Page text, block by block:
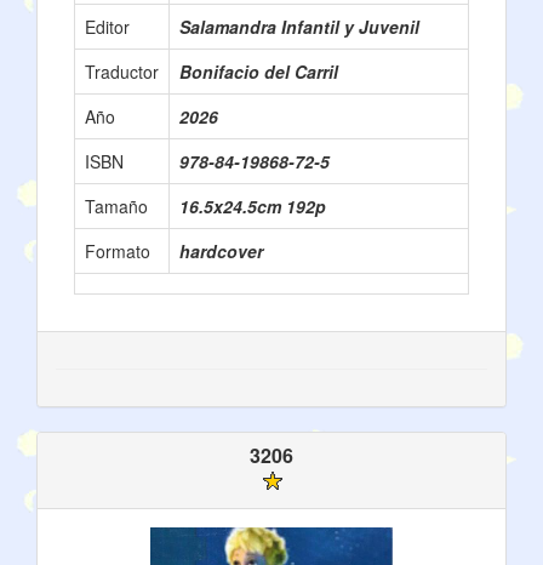
Editor
Salamandra Infantil y Juvenil
Traductor
Bonifacio del Carril
Año
2026
ISBN
978-84-19868-72-5
Tamaño
16.5x24.5cm 192p
Formato
hardcover
3206